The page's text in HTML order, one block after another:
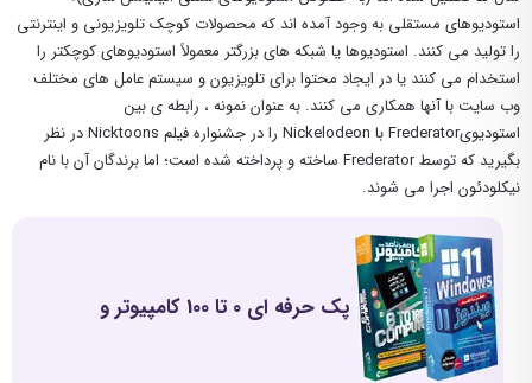
استودیوهای مستقلی به وجود آمده اند که محصولات کوچک تلویزیونی و اینترنتی
را تولید می کنند. استودیوها یا شبکه های بزرگتر معمولاً استودیوهای کوچکتر را
استخدام می کنند یا در ایجاد محتوا برای تلویزیون و سیستم عامل های مختلف
وب سایت با آنها همکاری می کنند. به عنوان نمونه ، رابطه ی بین
استودیویFrederator با Nickelodeon را در جشنواره فیلم Nicktoons در نظر
بگیرید که توسط Frederator ساخته و پرداخته شده است؛ اما برندگان آن با نام
نیکلودئون اجرا می شوند.
پک حرفه ای 0 تا 100 کامپیوتر و